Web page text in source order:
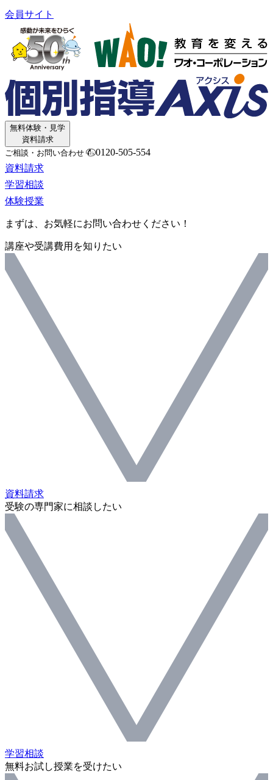
会員サイト
無料体験・見学
資料請求
ご相談・お問い合わせ
0120-505-554
資料請求
学習相談
体験授業
まずは、お気軽にお問い合わせください！
講座や受講費用を知りたい
資料請求
受験の専門家に相談したい
学習相談
無料お試し授業を受けたい